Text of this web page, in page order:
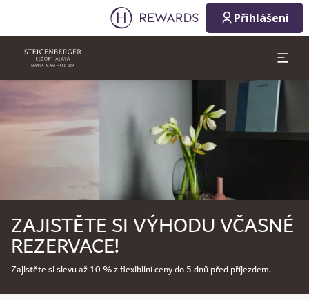
Přihlášení
ZAJISTĚTE SI VÝHODU VČASNÉ
REZERVACE!
Zajistěte si slevu až 10 % z flexibilní ceny do 5 dnů před příjezdem.